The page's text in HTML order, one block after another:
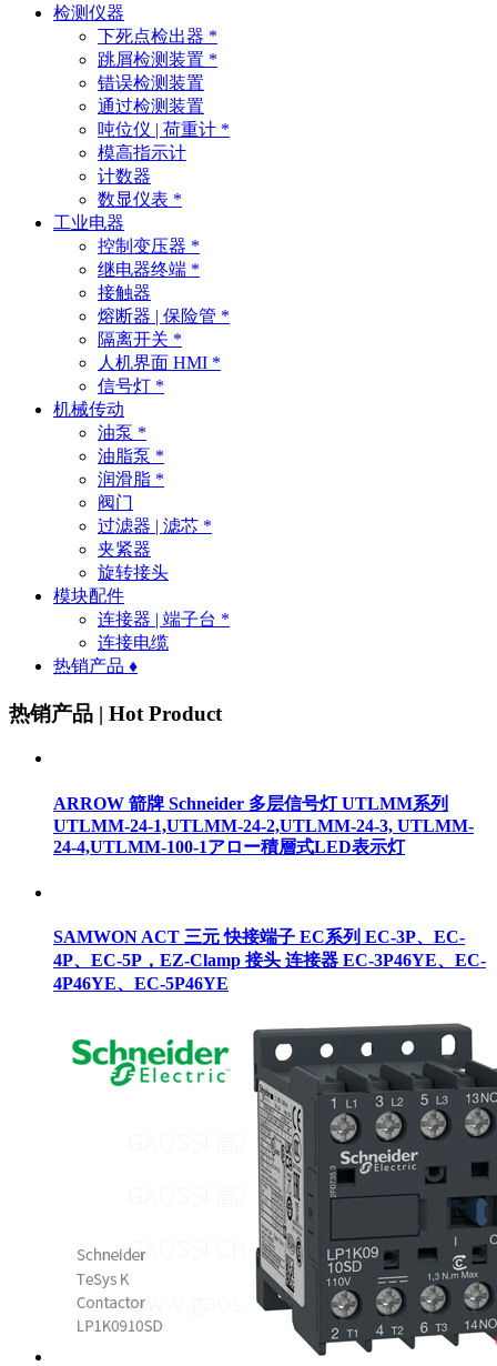
检测仪器
下死点检出器 *
跳屑检测装置 *
错误检测装置
通过检测装置
吨位仪 | 荷重计 *
模高指示计
计数器
数显仪表 *
工业电器
控制变压器 *
继电器终端 *
接触器
熔断器 | 保险管 *
隔离开关 *
人机界面 HMI *
信号灯 *
机械传动
油泵 *
油脂泵 *
润滑脂 *
阀门
过滤器 | 滤芯 *
夹紧器
旋转接头
模块配件
连接器 | 端子台 *
连接电缆
热销产品 ♦
热销产品 | Hot Product
ARROW 箭牌 Schneider 多层信号灯 UTLMM系列
UTLMM-24-1,UTLMM-24-2,UTLMM-24-3, UTLMM-
24-4,UTLMM-100-1アロー積層式LED表示灯
SAMWON ACT 三元 快接端子 EC系列 EC-3P、EC-
4P、EC-5P，EZ-Clamp 接头 连接器 EC-3P46YE、EC-
4P46YE、EC-5P46YE